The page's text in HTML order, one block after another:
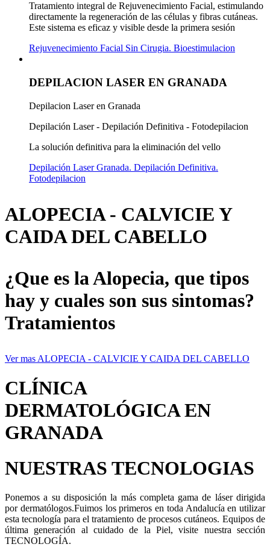
Tratamiento integral de Rejuvenecimiento Facial, estimulando
directamente la regeneración de las células y fibras cutáneas.
Este sistema es eficaz y visible desde la primera sesión
Rejuvenecimiento Facial Sin Cirugia. Bioestimulacion
DEPILACION LASER EN GRANADA
Depilacion Laser en Granada
Depilación Laser - Depilación Definitiva - Fotodepilacion
La solución definitiva para la eliminación del vello
Depilación Laser Granada. Depilación Definitiva.
Fotodepilacion
ALOPECIA - CALVICIE Y
CAIDA DEL CABELLO
¿Que es la Alopecia, que tipos
hay y cuales son sus sintomas?
Tratamientos
Ver mas ALOPECIA - CALVICIE Y CAIDA DEL CABELLO
CLÍNICA
DERMATOLÓGICA EN
GRANADA
NUESTRAS TECNOLOGIAS
Ponemos a su disposición la más completa gama de láser dirigida
por dermatólogos.Fuimos los primeros en toda Andalucía en utilizar
esta tecnología para el tratamiento de procesos cutáneos. Equipos de
última generación al cuidado de la Piel, visite nuestra sección
TECNOLOGÍA.